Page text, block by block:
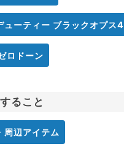
ューティー ブラックオプス4
ロドーン
ること
周辺アイテム